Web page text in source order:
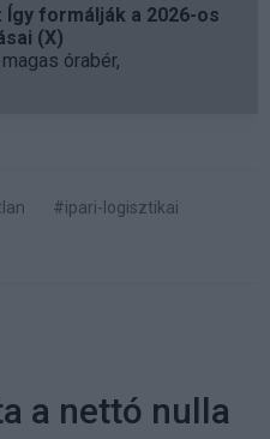
Így formálják a 2026-os
(X)
órabér,
#ipari-logisztikai
a nettó nulla